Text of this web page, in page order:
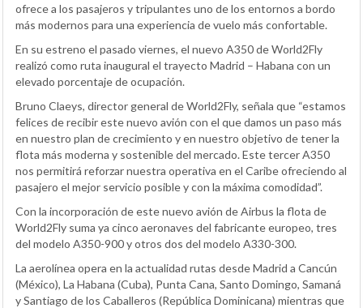
ofrece a los pasajeros y tripulantes uno de los entornos a bordo
más modernos para una experiencia de vuelo más confortable.
En su estreno el pasado viernes, el nuevo A350 de World2Fly
realizó como ruta inaugural el trayecto Madrid – Habana con un
elevado porcentaje de ocupación.
Bruno Claeys, director general de World2Fly, señala que “estamos
felices de recibir este nuevo avión con el que damos un paso más
en nuestro plan de crecimiento y en nuestro objetivo de tener la
flota más moderna y sostenible del mercado. Este tercer A350
nos permitirá reforzar nuestra operativa en el Caribe ofreciendo al
pasajero el mejor servicio posible y con la máxima comodidad”.
Con la incorporación de este nuevo avión de Airbus la flota de
World2Fly suma ya cinco aeronaves del fabricante europeo, tres
del modelo A350-900 y otros dos del modelo A330-300.
La aerolínea opera en la actualidad rutas desde Madrid a Cancún
(México), La Habana (Cuba), Punta Cana, Santo Domingo, Samaná
y Santiago de los Caballeros (República Dominicana) mientras que